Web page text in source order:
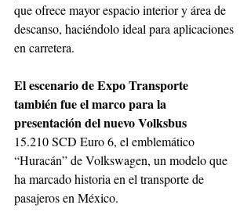
que ofrece mayor espacio interior y área de
descanso, haciéndolo ideal para aplicaciones
en carretera.
El escenario de Expo Transporte
también fue el marco para la
presentación del nuevo Volksbus
15.210 SCD Euro 6, el emblemático
“Huracán” de Volkswagen, un modelo que
ha marcado historia en el transporte de
pasajeros en México.